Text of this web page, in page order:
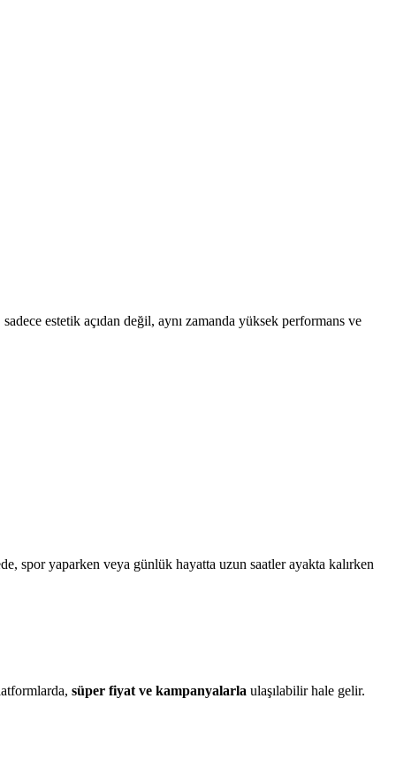
estetik açıdan değil, aynı zamanda yüksek performans ve
spor yaparken veya günlük hayatta uzun saatler ayakta kalırken
süper fiyat ve kampanyalarla ulaşılabilir hale gelir.